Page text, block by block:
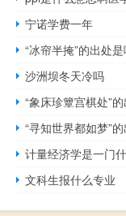
宁诺学费一年
“冰帘半掩”的出处
沙洲坝冬天冷吗
“象床珍簟宫棋处”
“寻知世界都如梦”
计量经济学是一门
文科生报什么专业